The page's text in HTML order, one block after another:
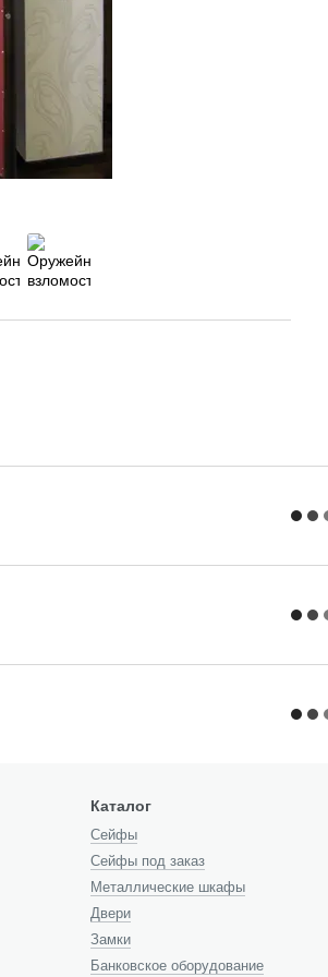
Каталог
Cейфы
Сейфы под заказ
Металлические шкафы
Двери
Замки
Банковское оборудование